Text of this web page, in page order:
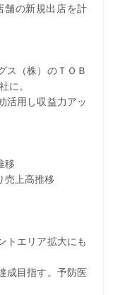
の新規出店を計
（株）のＴＯＢ
に。
用し収益力アッ
上高推移
エリア拡大にも
目指す。予防医